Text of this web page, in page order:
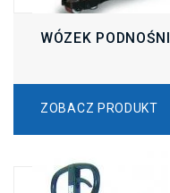
WÓZEK
ZOBACZ PRODUKT